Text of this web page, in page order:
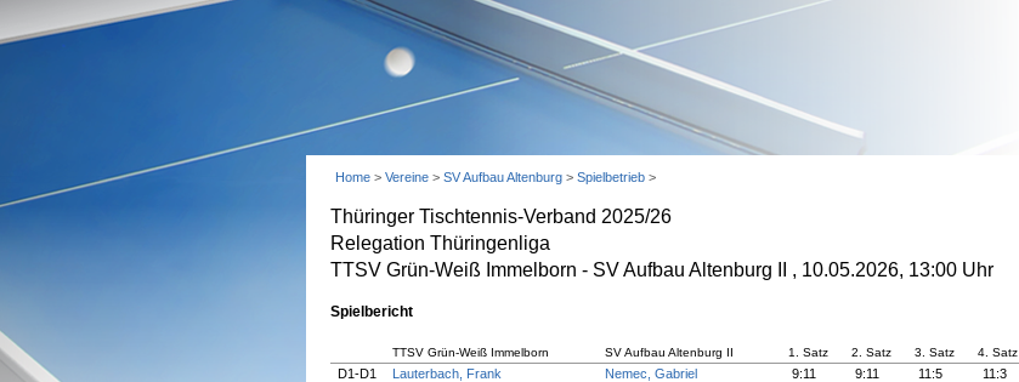
Home > Vereine > SV Aufbau Altenburg > Spielbetrieb >
Thüringer Tischtennis-Verband 2025/26
Relegation Thüringenliga
TTSV Grün-Weiß Immelborn - SV Aufbau Altenburg II , 10.05.2026, 13:00 Uhr
Spielbericht
TTSV Grün-Weiß Immelborn SV Aufbau Altenburg II 1. Satz 2. Satz 3. Satz 4. Satz
D1-D1
Lauterbach, Frank
Nemec, Gabriel
9:11 9:11 11:5 11:3